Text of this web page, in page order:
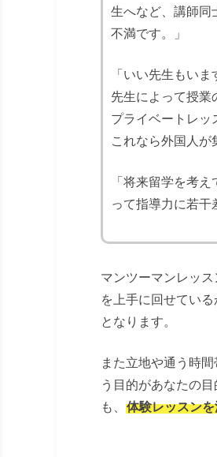
生へなど、講師同
不満です。」
「いい先生もい
先生によって授業
プライベートレッ
これなら外国人が
「将来留学を考
って指導力に若干
マンツーマンレッ
を上手に回せてい
となります。
また立地や通う時
う目的があなたの
も、 体験レッスン